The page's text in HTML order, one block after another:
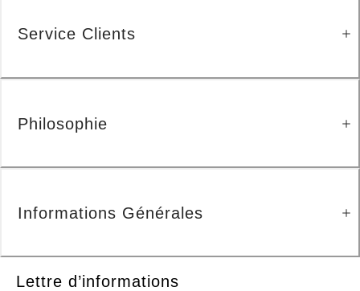
Lettre d’informations
Service Clients
Philosophie
Informations Générales